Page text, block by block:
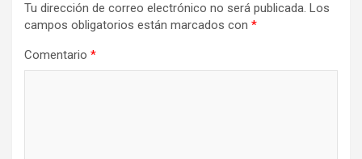
Tu dirección de correo electrónico no será publicada. Los
campos obligatorios están marcados con *
Comentario *